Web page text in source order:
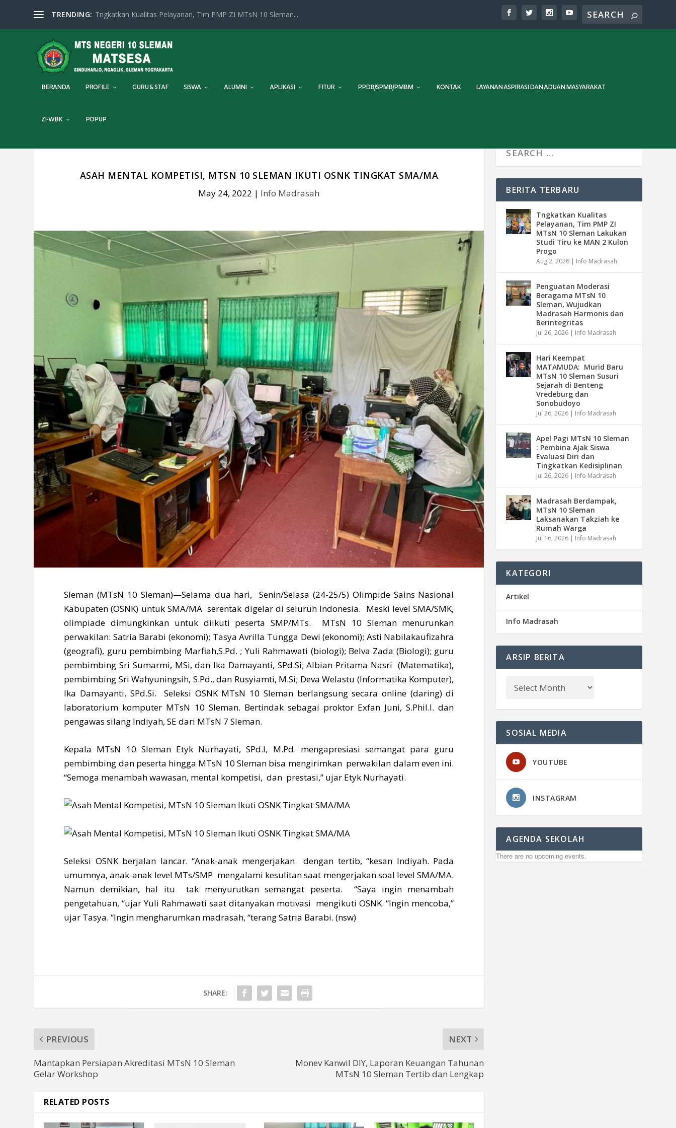
TRENDING: Tngkatkan Kualitas Pelayanan, Tim PMP ZI MTsN 10 Sleman...
BERANDA PROFILE GURU & STAF SISWA ALUMNI APLIKASI FITUR PPDB/SPMB/PMBM KONTAK LAYANAN ASPIRASI DAN ADUAN MASYARAKAT
ZI-WBK POPUP
ASAH MENTAL KOMPETISI, MTSN 10 SLEMAN IKUTI OSNK TINGKAT SMA/MA
May 24, 2022 | Info Madrasah
Sleman (MTsN 10 Sleman)—Selama dua hari, Senin/Selasa (24-25/5) Olimpide Sains Nasional
Kabupaten (OSNK) untuk SMA/MA serentak digelar di seluruh Indonesia. Meski level SMA/SMK,
olimpiade dimungkinkan untuk diikuti peserta SMP/MTs. MTsN 10 Sleman menurunkan
perwakilan: Satria Barabi (ekonomi); Tasya Avrilla Tungga Dewi (ekonomi); Asti Nabilakaufizahra
(geografi), guru pembimbing Marfiah,S.Pd. ; Yuli Rahmawati (biologi); Belva Zada (Biologi); guru
pembimbing Sri Sumarmi, MSi, dan Ika Damayanti, SPd.Si; Albian Pritama Nasri (Matematika),
pembimbing Sri Wahyuningsih, S.Pd., dan Rusyiamti, M.Si; Deva Welastu (Informatika Komputer),
Ika Damayanti, SPd.Si. Seleksi OSNK MTsN 10 Sleman berlangsung secara online (daring) di
laboratorium komputer MTsN 10 Sleman. Bertindak sebagai proktor Exfan Juni, S.Phil.I. dan
pengawas silang Indiyah, SE dari MTsN 7 Sleman.
Kepala MTsN 10 Sleman Etyk Nurhayati, SPd.I, M.Pd. mengapresiasi semangat para guru
pembimbing dan peserta hingga MTsN 10 Sleman bisa mengirimkan perwakilan dalam even ini.
“Semoga menambah wawasan, mental kompetisi, dan prestasi,” ujar Etyk Nurhayati.
Seleksi OSNK berjalan lancar. “Anak-anak mengerjakan dengan tertib, “kesan Indiyah. Pada
umumnya, anak-anak level MTs/SMP mengalami kesulitan saat mengerjakan soal level SMA/MA.
Namun demikian, hal itu tak menyurutkan semangat peserta. “Saya ingin menambah
pengetahuan, “ujar Yuli Rahmawati saat ditanyakan motivasi mengikuti OSNK. “Ingin mencoba,”
ujar Tasya. “Ingin mengharumkan madrasah, “terang Satria Barabi. (nsw)
SHARE:
PREVIOUS
Mantapkan Persiapan Akreditasi MTsN 10 Sleman
Gelar Workshop
NEXT
Monev Kanwil DIY, Laporan Keuangan Tahunan
MTsN 10 Sleman Tertib dan Lengkap
RELATED POSTS
BERITA TERBARU
Tngkatkan Kualitas
Pelayanan, Tim PMP ZI
MTsN 10 Sleman Lakukan
Studi Tiru ke MAN 2 Kulon
Progo
Aug 2, 2026 | Info Madrasah
Penguatan Moderasi
Beragama MTsN 10
Sleman, Wujudkan
Madrasah Harmonis dan
Berintegritas
Jul 26, 2026 | Info Madrasah
Hari Keempat
MATAMUDA: Murid Baru
MTsN 10 Sleman Susuri
Sejarah di Benteng
Vredeburg dan
Sonobudoyo
Jul 26, 2026 | Info Madrasah
Apel Pagi MTsN 10 Sleman
: Pembina Ajak Siswa
Evaluasi Diri dan
Tingkatkan Kedisiplinan
Jul 26, 2026 | Info Madrasah
Madrasah Berdampak,
MTsN 10 Sleman
Laksanakan Takziah ke
Rumah Warga
Jul 16, 2026 | Info Madrasah
KATEGORI
Artikel
Info Madrasah
ARSIP BERITA
SOSIAL MEDIA
YOUTUBE
INSTAGRAM
AGENDA SEKOLAH
There are no upcoming events.